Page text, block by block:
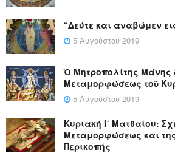
“Δεύτε και αναβώμεν
5 Αυγούστου 2019
Ὁ Μητροπολίτης Μάνης
Μεταμορφώσεως τοῦ
5 Αυγούστου 2019
Κυριακή Ι´ Ματθαίου:
Μεταμορφώσεως και
Περικοπής